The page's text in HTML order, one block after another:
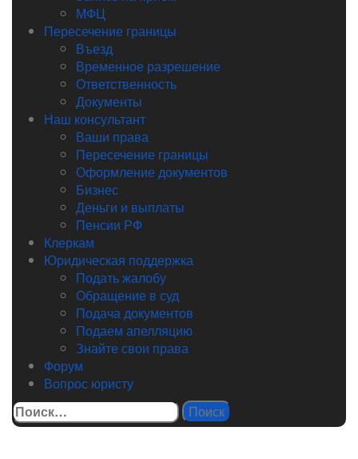
МФЦ
Пересечение границы
Въезд
Временное разрешение
Ответственность
Документы
Наш консультант
Ваши права
Пересечение границы
Оформление документов
Бизнес
Деньги и выплаты
Пенсии РФ
Клеркам
Юридическая поддержка
Подать жалобу
Обращение в суд
Подача документов
Подаем апелляцию
Знайте свои права
Форум
Вопрос юристу
Найти: